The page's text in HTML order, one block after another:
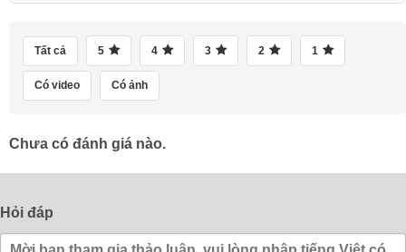
Tất cả 5 4 3 2 1
Có video Có ảnh
Chưa có đánh giá nào.
Hỏi đáp